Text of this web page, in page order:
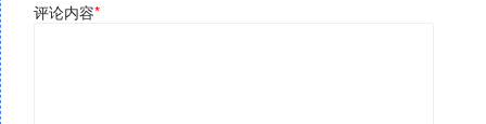
评论内容*